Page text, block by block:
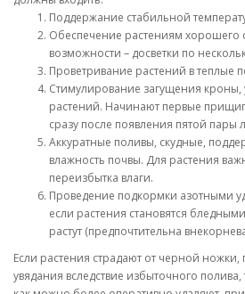
Поддержание стабильной
Обеспечение растениям хорошего
возможности – досветки по
Проветривание растений в теплые
Стимулирование загущения кроны,
растений. Начинают первые
сразу после появления пятой пары
Аккуратные поливы, скудные,
влажность почвы. Для растения
переизбытка влаги.
Проведение подкормки азотными
если растения становятся
растут (предпочтительна
Если растения страдают от черной ножки,
увядания вследствие избыточного